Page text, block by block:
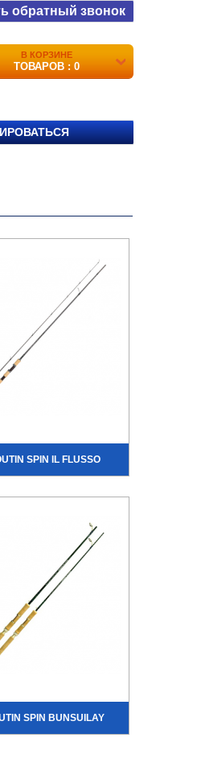
обратный звонок
В КОРЗИНЕ
ТОВАРОВ : 0
SPIN IL FLUSSO
SPIN BUNSUILAY